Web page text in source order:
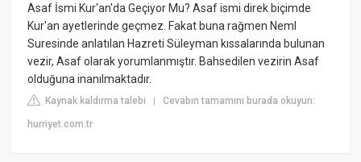
Asaf İsmi Kur'an'da Geçiyor Mu? Asaf ismi direk biçimde
Kur'an ayetlerinde geçmez. Fakat buna rağmen Neml
Suresinde anlatılan Hazreti Süleyman kıssalarında bulunan
vezir, Asaf olarak yorumlanmıştır. Bahsedilen vezirin Asaf
olduğuna inanılmaktadır.
Kaynak kaldırma talebi |Cevabın tamamını burada okuyun:
hurriyet.com.tr